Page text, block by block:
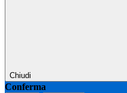
Chiudi
Conferma